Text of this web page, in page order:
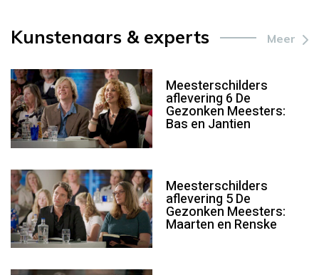
Kunstenaars & experts Meer
Meesterschilders
aflevering 6 De
Gezonken Meesters:
Bas en Jantien
Meesterschilders
aflevering 5 De
Gezonken Meesters:
Maarten en Renske